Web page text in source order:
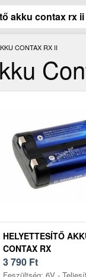
CONTAX RX II
HELYETTESÍTŐ
CONTAX RX
3 790 Ft